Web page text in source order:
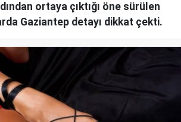
ortaya çıktığı öne sürülen
Gaziantep detayı dikkat çekti.